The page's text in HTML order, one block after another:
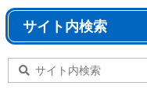
サイト内検索